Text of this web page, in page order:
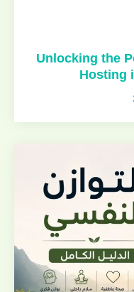
Unlocking the
Hosting